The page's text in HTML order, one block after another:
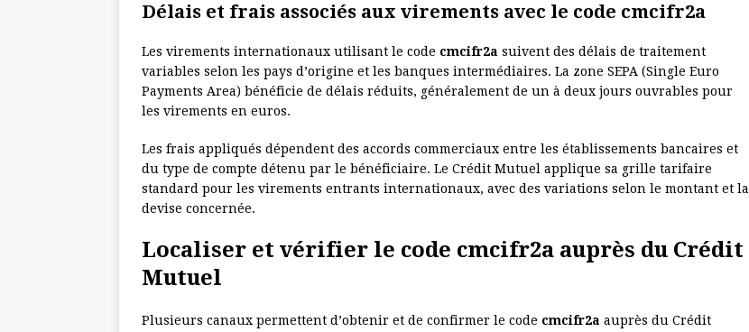
Délais et frais associés aux virements avec le code cmcifr2a
Les virements internationaux utilisant le code cmcifr2a suivent des délais de traitement
variables selon les pays d’origine et les banques intermédiaires. La zone SEPA (Single Euro
Payments Area) bénéficie de délais réduits, généralement de un à deux jours ouvrables pour
les virements en euros.
Les frais appliqués dépendent des accords commerciaux entre les établissements bancaires et
du type de compte détenu par le bénéficiaire. Le Crédit Mutuel applique sa grille tarifaire
standard pour les virements entrants internationaux, avec des variations selon le montant et la
devise concernée.
Localiser et vérifier le code cmcifr2a auprès du Crédit
Mutuel
Plusieurs canaux permettent d’obtenir et de confirmer le code cmcifr2a auprès du Crédit